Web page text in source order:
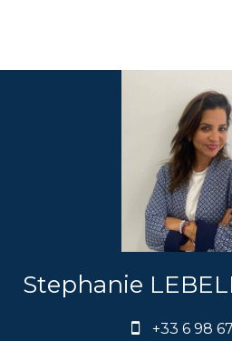
Stephanie
+33 6 98